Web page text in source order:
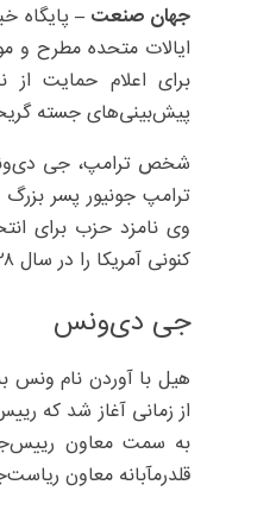
جهان صنعت –
ایالات متحده مطرح و
پیش‌بینی‌های جسته
شخص ترامپ، جی دی‌ونس،
ترامپ جونیور پسر
وی نامزد حزب برای
کنونی آمریکا را در سال ۲۰۲۸ بررسی کرده است.
جی دی‌ونس
هیل با آوردن نام ونس
از زمانی آغاز شد که
به سمت معاون
قلدرمآبانه معاون